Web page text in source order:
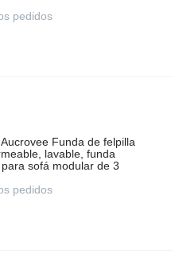
Protector de Muebles (1
pedidos
Funda de felpilla
lavable, funda
sofá modular de 3
para mascotas,
pedidos